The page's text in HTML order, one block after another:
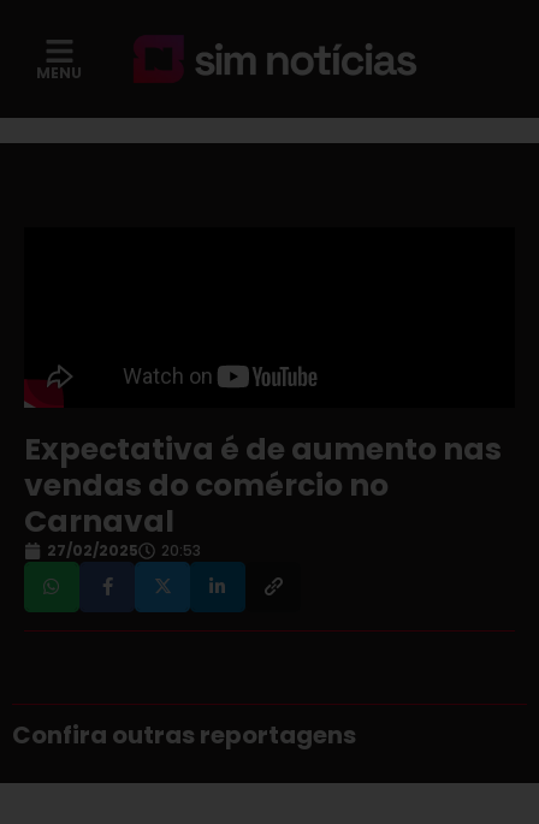
MENU
Expectativa é de aumento nas
vendas do comércio no
Carnaval
27/02/2025 20:53
Confira outras reportagens